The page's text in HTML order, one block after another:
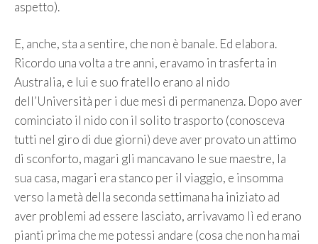
aspetto).
E, anche, sta a sentire, che non è banale. Ed elabora.
Ricordo una volta a tre anni, eravamo in trasferta in
Australia, e lui e suo fratello erano al nido
dell’Università per i due mesi di permanenza. Dopo aver
cominciato il nido con il solito trasporto (conosceva
tutti nel giro di due giorni) deve aver provato un attimo
di sconforto, magari gli mancavano le sue maestre, la
sua casa, magari era stanco per il viaggio, e insomma
verso la metà della seconda settimana ha iniziato ad
aver problemi ad essere lasciato, arrivavamo lì ed erano
pianti prima che me potessi andare (cosa che non ha mai